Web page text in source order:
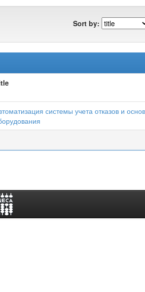
Sort by:
системы учета отказов и